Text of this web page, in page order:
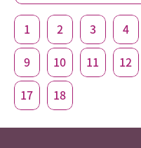
1 2 3 4
9
10 11 12
17
18